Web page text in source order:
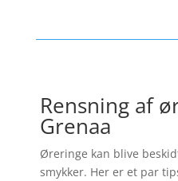
Rensning af
Grenaa
Øreringe kan blive
smykker. Her er et par